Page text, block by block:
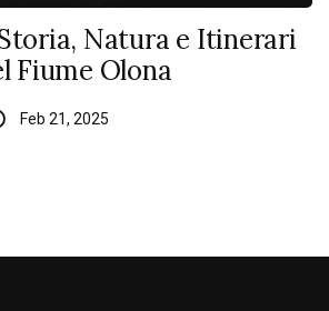
Natura e Itinerari
Fiume Olona
Feb 21, 2025